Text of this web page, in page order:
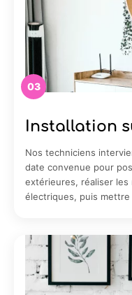
03
Installation
Nos techniciens
date convenue pour
extérieures, réaliser
électriques, puis